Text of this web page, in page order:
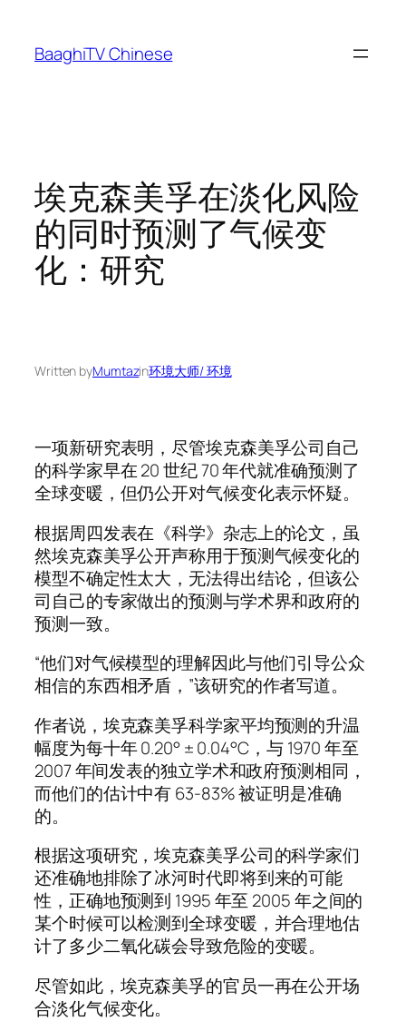
content
BaaghiTV Chinese
埃克森美孚在淡化风险
的同时预测了气候变
化：研究
Written byMumtazin环境大师/ 环境
一项新研究表明，尽管埃克森美孚公司自己
的科学家早在 20 世纪 70 年代就准确预测了
全球变暖，但仍公开对气候变化表示怀疑。
根据周四发表在《科学》杂志上的论文，虽
然埃克森美孚公开声称用于预测气候变化的
模型不确定性太大，无法得出结论，但该公
司自己的专家做出的预测与学术界和政府的
预测一致。
“他们对气候模型的理解因此与他们引导公众
相信的东西相矛盾，”该研究的作者写道。
作者说，埃克森美孚科学家平均预测的升温
幅度为每十年 0.20° ± 0.04°C，与 1970 年至
2007 年间发表的独立学术和政府预测相同，
而他们的估计中有 63-83% 被证明是准确
的。
根据这项研究，埃克森美孚公司的科学家们
还准确地排除了冰河时代即将到来的可能
性，正确地预测到 1995 年至 2005 年之间的
某个时候可以检测到全球变暖，并合理地估
计了多少二氧化碳会导致危险的变暖。
尽管如此，埃克森美孚的官员一再在公开场
合淡化气候变化。